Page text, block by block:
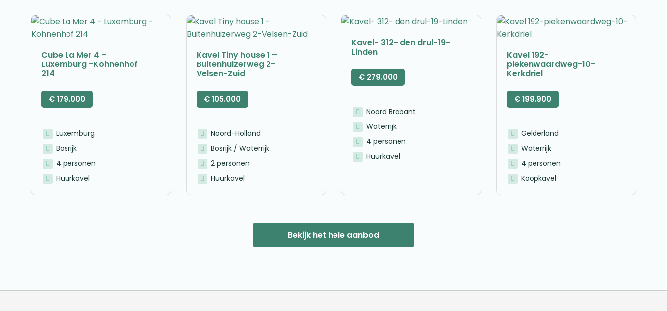
Cube La Mer 4 –
Luxemburg -Kohnenhof
214
€179.000
Luxemburg
Bosrijk
4 personen
Huurkavel
Kavel Tiny house 1 –
Buitenhuizerweg 2-
Velsen-Zuid
€105.000
Noord-Holland
Bosrijk / Waterrijk
2 personen
Huurkavel
Kavel- 312- den drul-19-
Linden
€ 279.000
Noord Brabant
Waterrijk
4 personen
Huurkavel
Kavel 192-
piekenwaardweg-10-
Kerkdriel
€199.900
Gelderland
Waterrijk
4 personen
Koopkavel
Bekijk het hele aanbod